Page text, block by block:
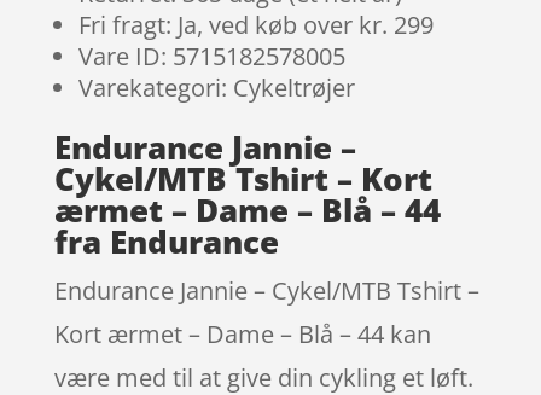
Fri fragt: Ja, ved køb over kr. 299
Vare ID: 5715182578005
Varekategori: Cykeltrøjer
Endurance Jannie –
Cykel/MTB Tshirt – Kort
ærmet – Dame – Blå – 44
fra Endurance
Endurance Jannie – Cykel/MTB Tshirt –
Kort ærmet – Dame – Blå – 44 kan
være med til at give din cykling et løft.